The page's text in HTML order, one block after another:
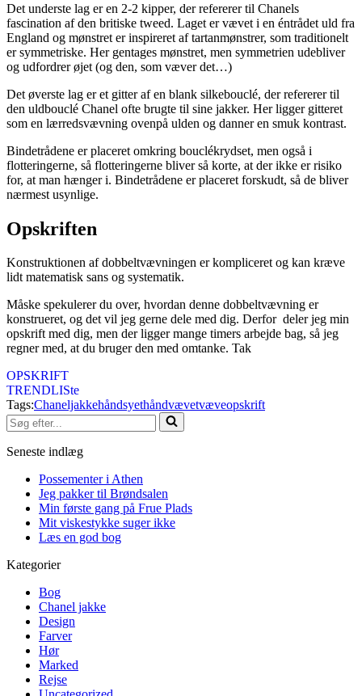
Det underste lag er en 2-2 kipper, der refererer til Chanels
fascination af den britiske tweed. Laget er vævet i en éntrådet uld fra
England og mønstret er inspireret af tartanmønstrer, som traditionelt
er symmetriske. Her gentages mønstret, men symmetrien udebliver
og udfordrer øjet (og den, som væver det…)
Det øverste lag er et gitter af en blank silkebouclé, der refererer til
den uldbouclé Chanel ofte brugte til sine jakker. Her ligger gitteret
som en lærredsvævning ovenpå ulden og danner en smuk kontrast.
Bindetrådene er placeret omkring bouclékrydset, men også i
flotteringerne, så flotteringerne bliver så korte, at der ikke er risiko
for, at man hænger i. Bindetrådene er placeret forskudt, så de bliver
nærmest usynlige.
Opskriften
Konstruktionen af dobbeltvævningen er kompliceret og kan kræve
lidt matematisk sans og systematik.
Måske spekulerer du over, hvordan denne dobbeltvævning er
konstrueret, og det vil jeg gerne dele med dig. Derfor deler jeg min
opskrift med dig, men der ligger mange timers arbejde bag, så jeg
regner med, at du bruger den med omtanke. Tak
OPSKRIFT
TRENDLISte
Tags:Chaneljakkehåndsyethåndvævetvæveopskrift
Søg
efter...
Seneste indlæg
Possementer i Athen
Jeg pakker til Brøndsalen
Min første gang på Frue Plads
Mit viskestykke suger ikke
Læs en god bog
Kategorier
Bog
Chanel jakke
Design
Farver
Hør
Marked
Rejse